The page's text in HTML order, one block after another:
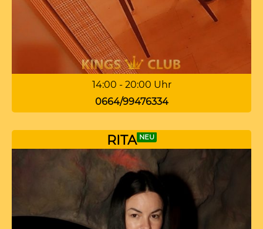
14:00 - 20:00 Uhr
0664/99476334
RITA NEU